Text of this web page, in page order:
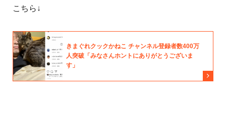
こちら↓